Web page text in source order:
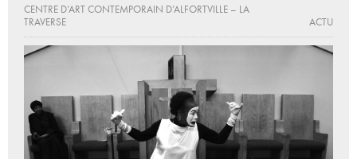
CENTRE D’ART CONTEMPORAIN D’ALFORTVILLE – LA
TRAVERSE
ACTU